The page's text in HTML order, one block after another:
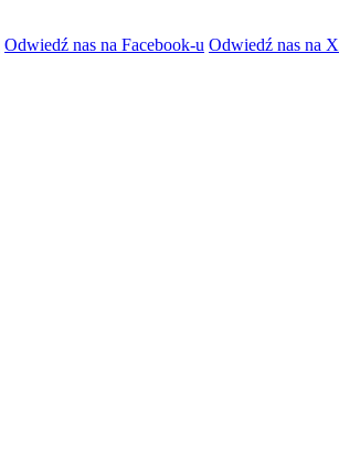
Odwiedź nas na Facebook-u Odwiedź nas na X